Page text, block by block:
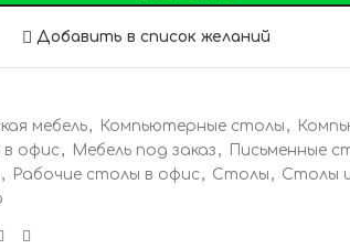
Добавить в список желаний
мебель, Компьютерные столы ,
в офис, Мебель под заказ , Письменные
, Рабочие столы в офис, Столы , Столы